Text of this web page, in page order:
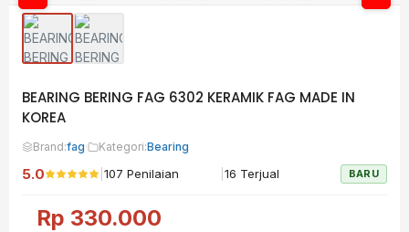
BEARING BERING FAG 6302 KERAMIK FAG MADE IN
KOREA
Brand:fag· Kategori:Bearing
5.0 107 Penilaian 16 Terjual BARU
Rp 330.000